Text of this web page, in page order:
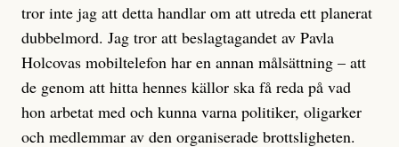
tror inte jag att detta handlar om att utreda ett planerat
dubbelmord. Jag tror att beslagtagandet av Pavla
Holcovas mobiltelefon har en annan målsättning – att
de genom att hitta hennes källor ska få reda på vad
hon arbetat med och kunna varna politiker, oligarker
och medlemmar av den organiserade brottsligheten.